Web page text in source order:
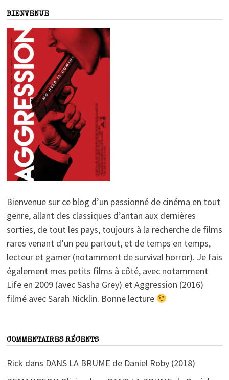
BIENVENUE
Bienvenue sur ce blog d’un passionné de cinéma en tout
genre, allant des classiques d’antan aux dernières
sorties, de tout les pays, toujours à la recherche de films
rares venant d’un peu partout, et de temps en temps,
lecteur et gamer (notamment de survival horror). Je fais
également mes petits films à côté, avec notamment
Life en 2009 (avec Sasha Grey) et Aggression (2016)
filmé avec Sarah Nicklin. Bonne lecture
COMMENTAIRES RÉCENTS
Rick dans DANS LA BRUME de Daniel Roby (2018)